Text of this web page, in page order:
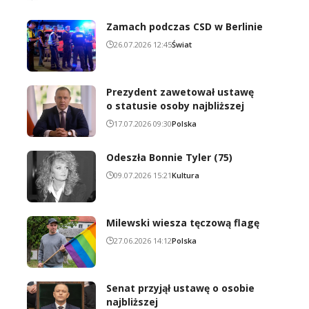
Zamach podczas CSD w Berlinie
26.07.2026 12:45Świat
Prezydent zawetował ustawę
o statusie osoby najbliższej
17.07.2026 09:30Polska
Odeszła Bonnie Tyler (75)
09.07.2026 15:21Kultura
Milewski wiesza tęczową flagę
27.06.2026 14:12Polska
Senat przyjął ustawę o osobie
najbliższej